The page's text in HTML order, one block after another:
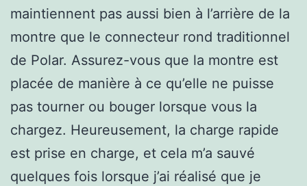
maintiennent pas aussi bien à l’arrière de la
montre que le connecteur rond traditionnel
de Polar. Assurez-vous que la montre est
placée de manière à ce qu’elle ne puisse
pas tourner ou bouger lorsque vous la
chargez. Heureusement, la charge rapide
est prise en charge, et cela m’a sauvé
quelques fois lorsque j’ai réalisé que je